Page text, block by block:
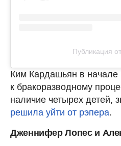
Публикация
Ким Кардашьян в начале
к бракоразводному
наличие четырех детей,
решила уйти от рэпера.
Дженнифер Лопес и